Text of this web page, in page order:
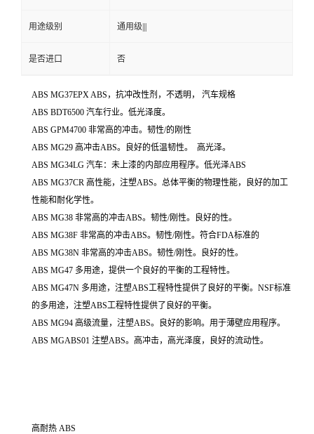
用途级别 通用级|||
是否进口 否
ABS MG37EPX ABS，抗冲改性剂，不透明， 汽车规格
ABS BDT6500 汽车行业。低光泽度。
ABS GPM4700 非常高的冲击。韧性/的刚性
ABS MG29 高冲击ABS。良好的低温韧性。 高光泽。
ABS MG34LG 汽车：未上漆的内部应用程序。低光泽ABS
ABS MG37CR 高性能，注塑ABS。总体平衡的物理性能，良好的加工
性能和耐化学性。
ABS MG38 非常高的冲击ABS。韧性/刚性。良好的性。
ABS MG38F 非常高的冲击ABS。韧性/刚性。符合FDA标准的
ABS MG38N 非常高的冲击ABS。韧性/刚性。良好的性。
ABS MG47 多用途，提供一个良好的平衡的工程特性。
ABS MG47N 多用途，注塑ABS工程特性提供了良好的平衡。NSF标准
的多用途，注塑ABS工程特性提供了良好的平衡。
ABS MG94 高级流量，注塑ABS。良好的影响。用于薄壁应用程序。
ABS MGABS01 注塑ABS。高冲击，高光泽度，良好的流动性。
高耐热 ABS